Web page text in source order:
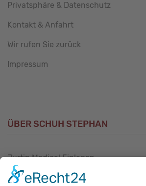
Privatsphäre & Datenschutz
Kontakt & Anfahrt
Wir rufen Sie zurück
Impressum
ÜBER SCHUH STEPHAN
Jurtin Medical Einlagen
Unsere Philosophie